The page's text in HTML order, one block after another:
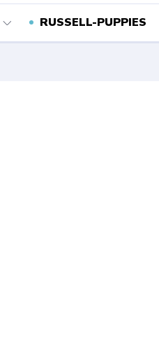
RUSSELL-PUPPIES